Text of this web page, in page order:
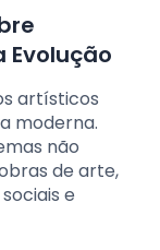
Evolução
artísticos
moderna.
não
de arte,
e